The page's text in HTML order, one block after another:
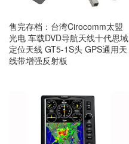
售完存档：台湾Cirocomm太盟
光电 车载DVD导航天线十代思域
定位天线 GT5-1S头 GPS通用天
线带增强反射板